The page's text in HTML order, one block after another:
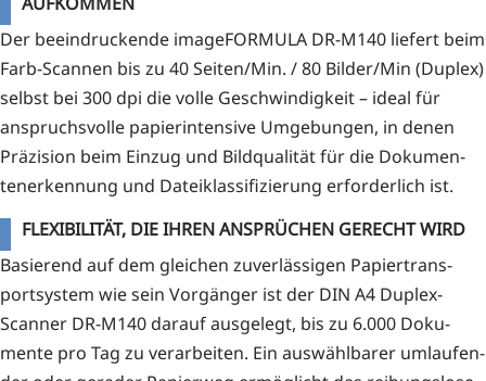
Der beein­dru­cken­de image­FOR­MU­LA DR-M140 lie­fert beim
Farb-Scan­nen bis zu 40 Seiten/Min. / 80 Bilder/Min (Duplex)
selbst bei 300 dpi die vol­le Geschwin­dig­keit – ide­al für
anspruchs­vol­le papier­in­ten­si­ve Umge­bun­gen, in denen
Prä­zi­si­on beim Ein­zug und Bild­qua­li­tät für die Doku­men­
ten­er­ken­nung und Datei­klas­si­fi­zie­rung erfor­der­lich ist.
FLEXIBILITÄT, DIE IHREN ANSPRÜCHEN GERECHT WIRD
Basie­rend auf dem glei­chen zuver­läs­si­gen Papier­trans­
port­sys­tem wie sein Vor­gän­ger ist der DIN A4 Duplex-
Scan­ner DR-M140 dar­auf aus­ge­legt, bis zu 6.000 Doku­
men­te pro Tag zu ver­ar­bei­ten. Ein aus­wähl­ba­rer umlau­fen­